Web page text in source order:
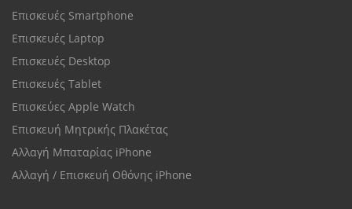
Επισκευές Smartphone
Επισκευές Laptop
Επισκευές Desktop
Επισκευές Tablet
Επισκεύες Apple Watch
Επισκευή Μητρικής Πλακέτας
Αλλαγή Μπαταρίας iPhone
Αλλαγή / Επισκευή Οθόνης iPhone